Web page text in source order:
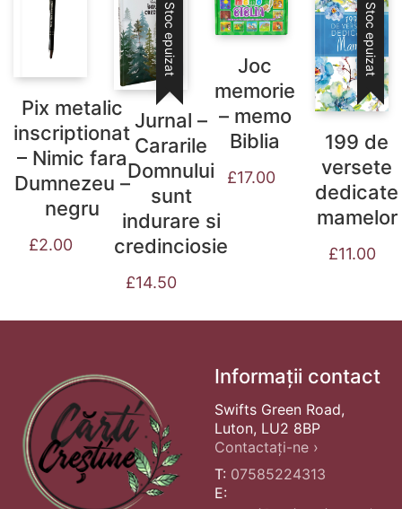
Pix metalic
inscriptionat
– Nimic fara
Dumnezeu –
negru
£2.00
Stoc epuizat
Jurnal –
Cararile
Domnului
sunt
indurare si
credinciosie
£14.50
Joc
memorie
– memo
Biblia
£17.00
Stoc epuizat
199 de
versete
dedicate
mamelor
£11.00
Informații contact
Swifts Green Road,
Luton, LU2 8BP
Contactați-ne ›
T: 07585224313
E: